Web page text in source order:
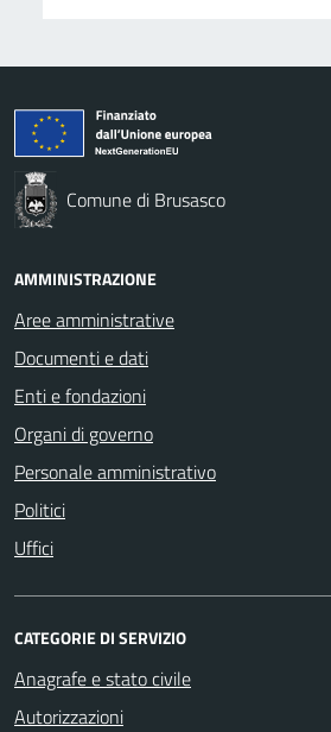
Comune di Brusasco
AMMINISTRAZIONE
Aree amministrative
Documenti e dati
Enti e fondazioni
Organi di governo
Personale amministrativo
Politici
Uffici
CATEGORIE DI SERVIZIO
Anagrafe e stato civile
Autorizzazioni